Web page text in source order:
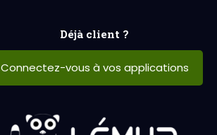
Déjà client ?
Connectez-vous à vos applications